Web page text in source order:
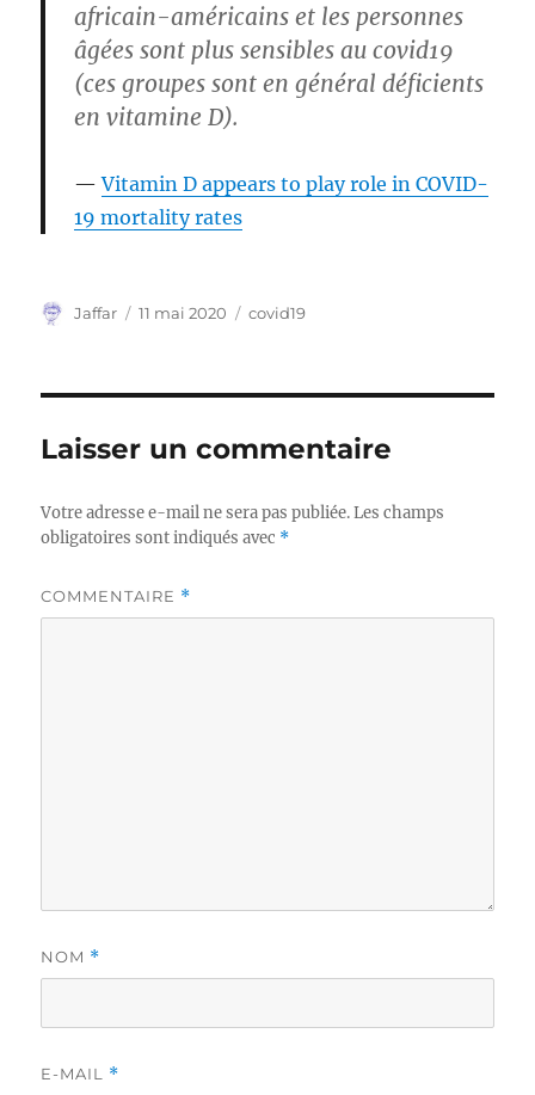
africain-américains et les personnes
âgées sont plus sensibles au covid19
(ces groupes sont en général déficients
en vitamine D).
Vitamin D appears to play role in COVID-
19 mortality rates
Auteur
Jaffar
Publié
11 mai 2020 Catégories
covid19
Laisser un commentaire
Votre adresse e-mail ne sera pas publiée. Les champs
obligatoires sont indiqués avec *
COMMENTAIRE *
NOM *
E-MAIL *